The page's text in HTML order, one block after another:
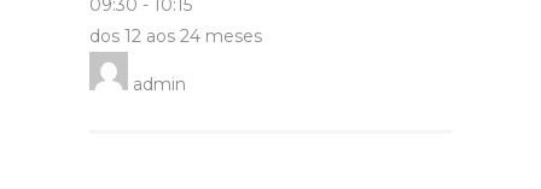
09:30 - 10:15
dos 12 aos 24 meses
admin